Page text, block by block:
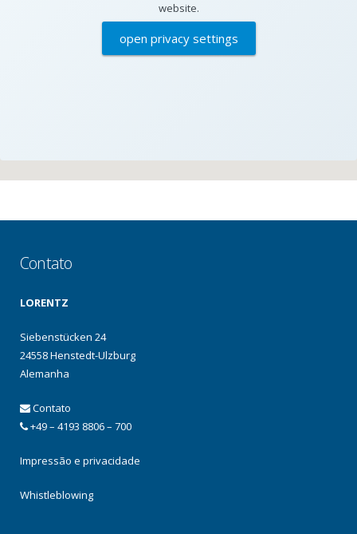
website.
open privacy settings
Contato
LORENTZ
Siebenstücken 24
24558 Henstedt-Ulzburg
Alemanha
Contato
+49 – 4193 8806 – 700
Impressão e privacidade
Whistleblowing